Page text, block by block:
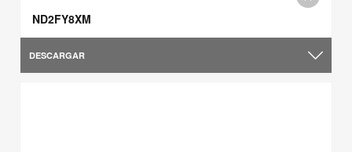
ND2FY8XM
DESCARGAR